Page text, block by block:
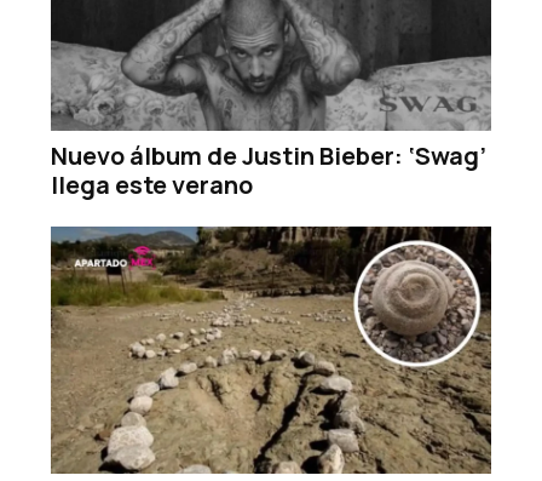
Nuevo álbum de Justin Bieber: ‘Swag’
llega este verano